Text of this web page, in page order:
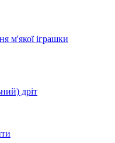
м'якої іграшки
дріт